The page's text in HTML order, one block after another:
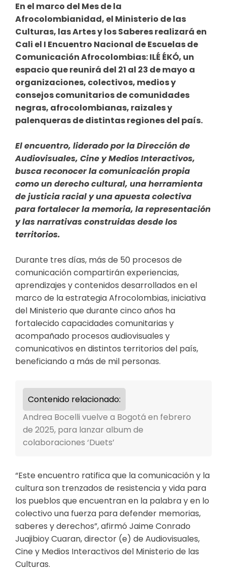
En el marco del Mes de la
Afrocolombianidad, el Ministerio de las
Culturas, las Artes y los Saberes realizará en
Cali el I Encuentro Nacional de Escuelas de
Comunicación Afrocolombias: ILÉ ÉKÓ, un
espacio que reunirá del 21 al 23 de mayo a
organizaciones, colectivos, medios y
consejos comunitarios de comunidades
negras, afrocolombianas, raizales y
palenqueras de distintas regiones del país.
El encuentro, liderado por la Dirección de
Audiovisuales, Cine y Medios Interactivos,
busca reconocer la comunicación propia
como un derecho cultural, una herramienta
de justicia racial y una apuesta colectiva
para fortalecer la memoria, la representación
y las narrativas construidas desde los
territorios.
Durante tres días, más de 50 procesos de
comunicación compartirán experiencias,
aprendizajes y contenidos desarrollados en el
marco de la estrategia Afrocolombias, iniciativa
del Ministerio que durante cinco años ha
fortalecido capacidades comunitarias y
acompañado procesos audiovisuales y
comunicativos en distintos territorios del país,
beneficiando a más de mil personas.
Contenido relacionado:
Andrea Bocelli vuelve a Bogotá en febrero
de 2025, para lanzar album de
colaboraciones ‘Duets’
“Este encuentro ratifica que la comunicación y la
cultura son trenzados de resistencia y vida para
los pueblos que encuentran en la palabra y en lo
colectivo una fuerza para defender memorias,
saberes y derechos”, afirmó Jaime Conrado
Juajibioy Cuaran, director (e) de Audiovisuales,
Cine y Medios Interactivos del Ministerio de las
Culturas.